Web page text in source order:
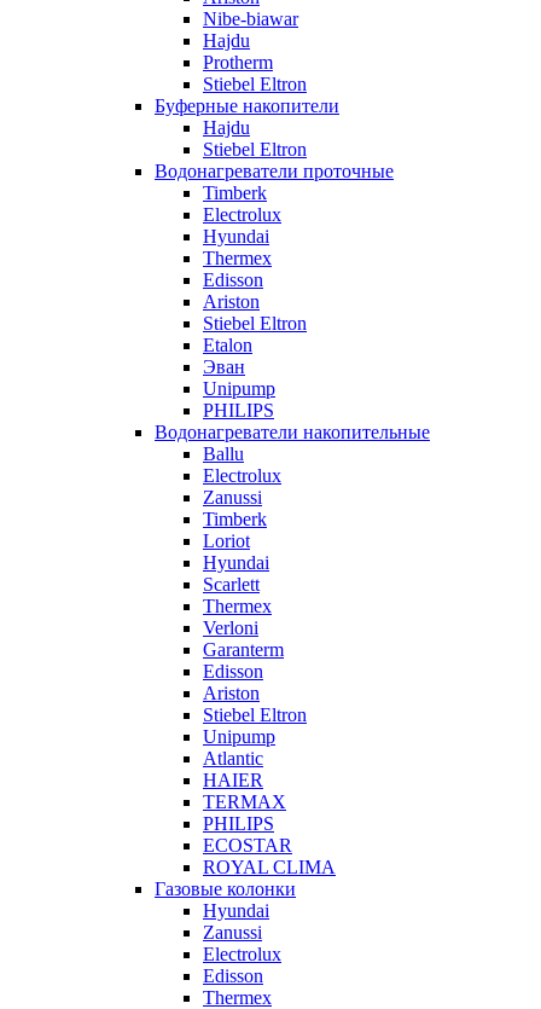
Nibe-biawar
Hajdu
Protherm
Stiebel Eltron
Буферные накопители
Hajdu
Stiebel Eltron
Водонагреватели проточные
Timberk
Electrolux
Hyundai
Thermex
Edisson
Ariston
Stiebel Eltron
Etalon
Эван
Unipump
PHILIPS
Водонагреватели накопительные
Ballu
Electrolux
Zanussi
Timberk
Loriot
Hyundai
Scarlett
Thermex
Verloni
Garanterm
Edisson
Ariston
Stiebel Eltron
Unipump
Atlantic
HAIER
TERMAX
PHILIPS
ECOSTAR
ROYAL CLIMA
Газовые колонки
Hyundai
Zanussi
Electrolux
Edisson
Thermex